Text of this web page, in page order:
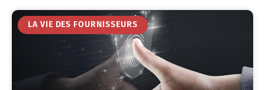
LA VIE DES FOURNISSEURS